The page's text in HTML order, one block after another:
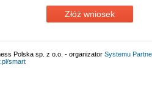
Złóż wniosek
Polska sp. z o.o. - organizator Systemu
smart